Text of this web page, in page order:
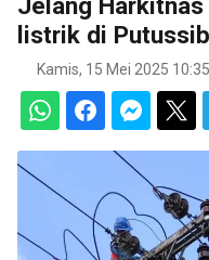
listrik di
Kamis, 15 Mei 2025 10:35